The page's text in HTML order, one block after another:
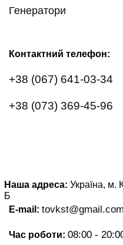
Генератори
Контактний телефон:
+38 (067) 641-03-34
+38 (073) 369-45-96
Наша адреса: Україна, м.
Б
E-mail: tovkst@gmail.com
Час роботи: 08:00 -